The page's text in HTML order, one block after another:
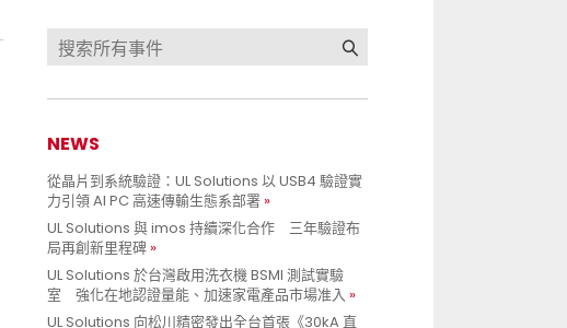
NEWS
從晶片到系統驗證：UL Solutions 以 USB4 驗證實
力引領 AI PC 高速傳輸生態系部署
UL Solutions 與 imos 持續深化合作 三年驗證布
局再創新里程碑
UL Solutions 於台灣啟用洗衣機 BSMI 測試實驗
室 強化在地認證量能、加速家電產品市場准入
UL Solutions 向松川精密發出全台首張《30kA 直